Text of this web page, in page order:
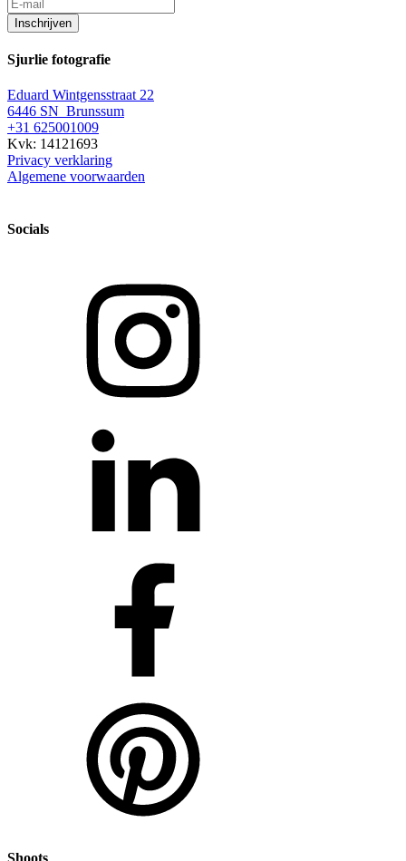
Inschrijven
Sjurlie fotografie
Eduard Wintgensstraat 22
6446 SN Brunssum
+31 625001009
Kvk: 14121693
Privacy verklaring
Algemene voorwaarden
Socials